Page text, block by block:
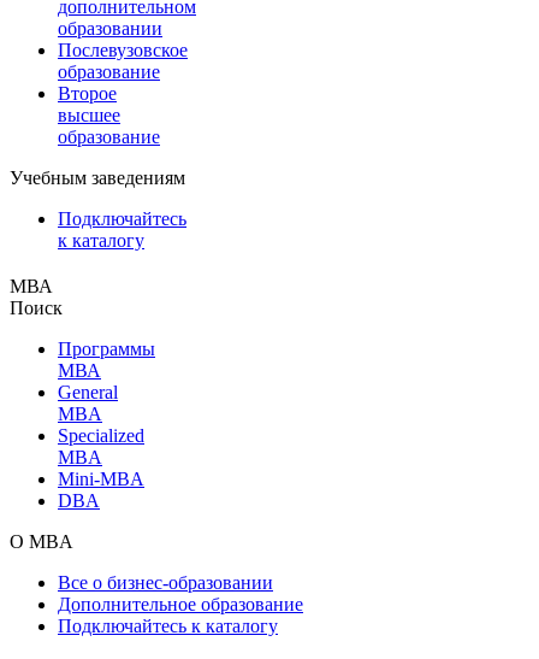
дополнительном
образовании
Послевузовское
образование
Второе
высшее
образование
Учебным заведениям
Подключайтесь
к каталогу
МВА
Поиск
Программы
МВА
General
MBA
Specialized
MBA
Mini-MBA
DBA
О MBA
Все о бизнес-образовании
Дополнительное образование
Подключайтесь к каталогу